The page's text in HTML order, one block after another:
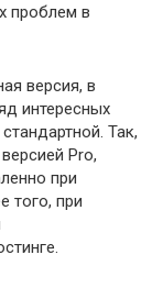
проблем в
версия, в
интересных
Так,
Pro,
при
того, при